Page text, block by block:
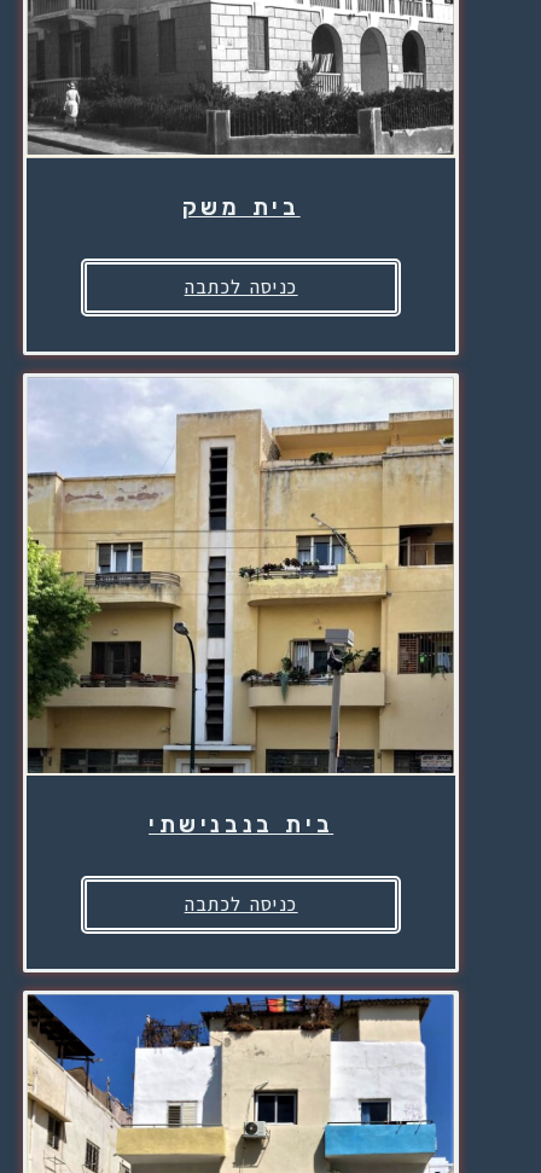
בית משק
כניסה לכתבה
בית בנבנישתי
כניסה לכתבה